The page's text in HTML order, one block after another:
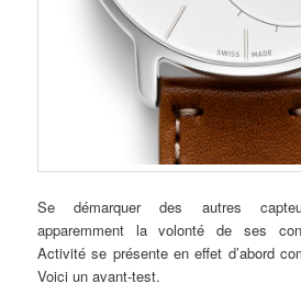
Se démarquer des autres
apparemment la volonté de ses
Activité se présente en effet d’abord
Voici un avant-test.